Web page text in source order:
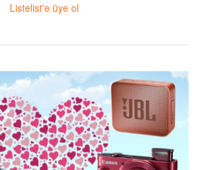
Listelist'e üye ol